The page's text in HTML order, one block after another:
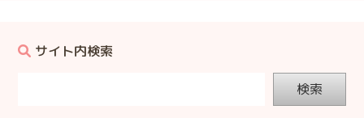
サイト内検索
検索